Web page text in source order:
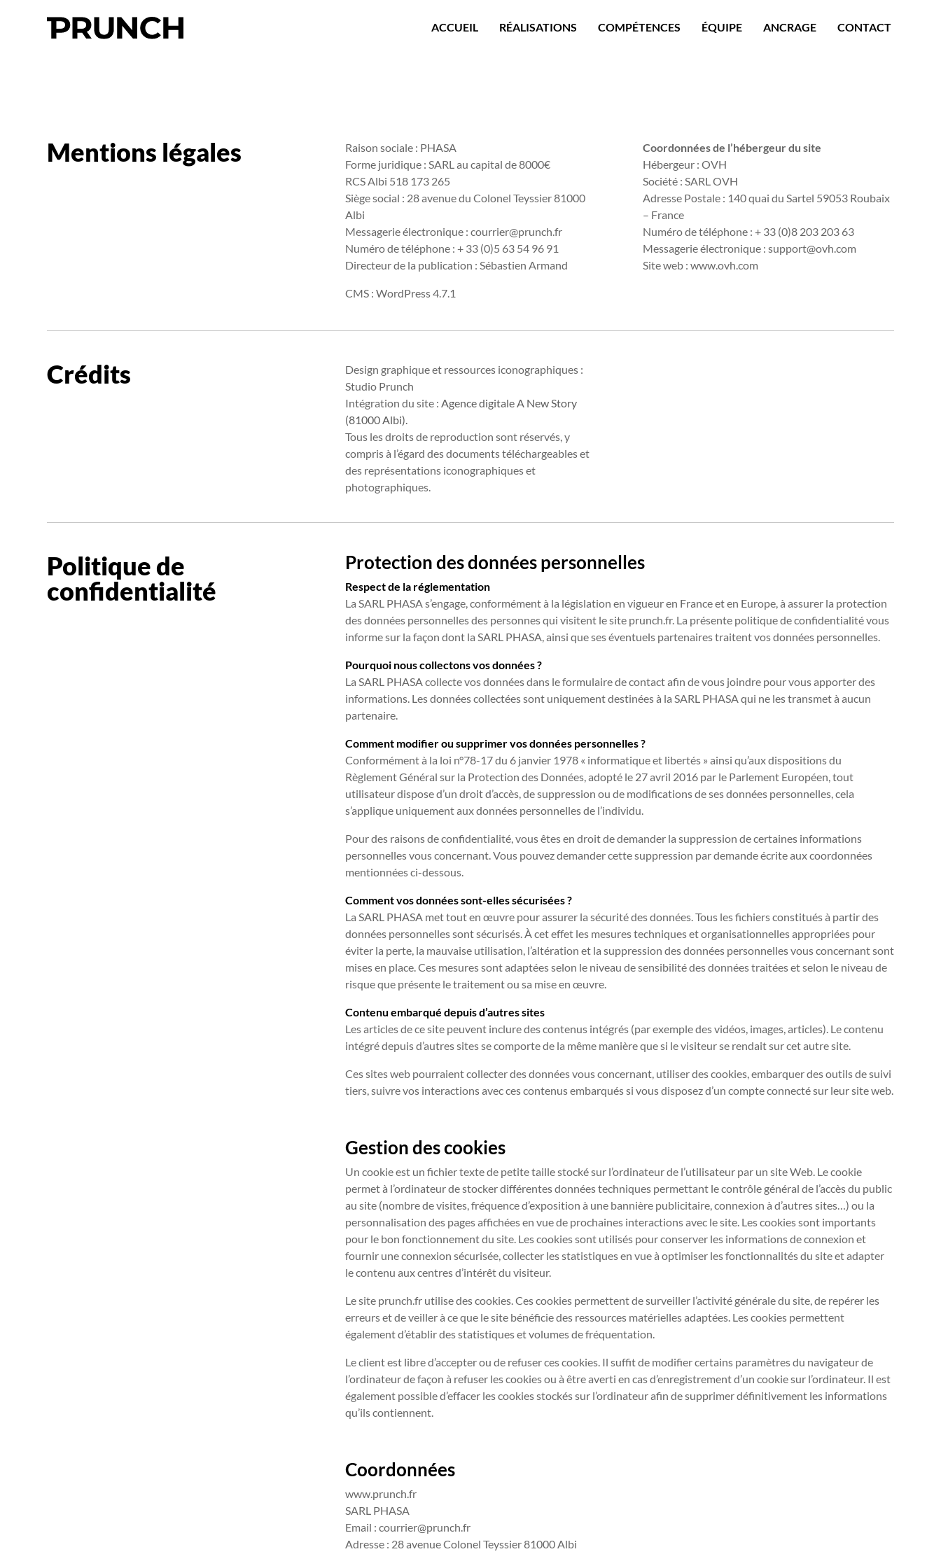
ACCUEIL RÉALISATIONS COMPÉTENCES ÉQUIPE ANCRAGE CONTACT
Mentions légales
Raison sociale : PHASA
Forme juridique : SARL au capital de 8000€
RCS Albi 518 173 265
Siège social : 28 avenue du Colonel Teyssier 81000
Albi
Messagerie électronique : courrier@prunch.fr
Numéro de téléphone : + 33 (0)5 63 54 96 91
Directeur de la publication : Sébastien Armand
CMS : WordPress 4.7.1
Coordonnées de l’hébergeur du site
Hébergeur : OVH
Société : SARL OVH
Adresse Postale : 140 quai du Sartel 59053 Roubaix
– France
Numéro de téléphone : + 33 (0)8 203 203 63
Messagerie électronique : support@ovh.com
Site web : www.ovh.com
Crédits
Design graphique et ressources iconographiques :
Studio Prunch
Intégration du site : Agence digitale A New Story
(81000 Albi).
Tous les droits de reproduction sont réservés, y
compris à l’égard des documents téléchargeables et
des représentations iconographiques et
photographiques.
Politique de
confidentialité
Protection des données personnelles
Respect de la réglementation
La SARL PHASA s’engage, conformément à la législation en vigueur en France et en Europe, à assurer la protection
des données personnelles des personnes qui visitent le site prunch.fr. La présente politique de confidentialité vous
informe sur la façon dont la SARL PHASA, ainsi que ses éventuels partenaires traitent vos données personnelles.
Pourquoi nous collectons vos données ?
La SARL PHASA collecte vos données dans le formulaire de contact afin de vous joindre pour vous apporter des
informations. Les données collectées sont uniquement destinées à la SARL PHASA qui ne les transmet à aucun
partenaire.
Comment modifier ou supprimer vos données personnelles ?
Conformément à la loi n°78-17 du 6 janvier 1978 « informatique et libertés » ainsi qu’aux dispositions du
Règlement Général sur la Protection des Données, adopté le 27 avril 2016 par le Parlement Européen, tout
utilisateur dispose d’un droit d’accès, de suppression ou de modifications de ses données personnelles, cela
s’applique uniquement aux données personnelles de l’individu.
Pour des raisons de confidentialité, vous êtes en droit de demander la suppression de certaines informations
personnelles vous concernant. Vous pouvez demander cette suppression par demande écrite aux coordonnées
mentionnées ci-dessous.
Comment vos données sont-elles sécurisées ?
La SARL PHASA met tout en œuvre pour assurer la sécurité des données. Tous les fichiers constitués à partir des
données personnelles sont sécurisés. À cet effet les mesures techniques et organisationnelles appropriées pour
éviter la perte, la mauvaise utilisation, l’altération et la suppression des données personnelles vous concernant sont
mises en place. Ces mesures sont adaptées selon le niveau de sensibilité des données traitées et selon le niveau de
risque que présente le traitement ou sa mise en œuvre.
Contenu embarqué depuis d’autres sites
Les articles de ce site peuvent inclure des contenus intégrés (par exemple des vidéos, images, articles). Le contenu
intégré depuis d’autres sites se comporte de la même manière que si le visiteur se rendait sur cet autre site.
Ces sites web pourraient collecter des données vous concernant, utiliser des cookies, embarquer des outils de suivi
tiers, suivre vos interactions avec ces contenus embarqués si vous disposez d’un compte connecté sur leur site web.
Gestion des cookies
Un cookie est un fichier texte de petite taille stocké sur l’ordinateur de l’utilisateur par un site Web. Le cookie
permet à l’ordinateur de stocker différentes données techniques permettant le contrôle général de l’accès du public
au site (nombre de visites, fréquence d’exposition à une bannière publicitaire, connexion à d’autres sites…) ou la
personnalisation des pages affichées en vue de prochaines interactions avec le site. Les cookies sont importants
pour le bon fonctionnement du site. Les cookies sont utilisés pour conserver les informations de connexion et
fournir une connexion sécurisée, collecter les statistiques en vue à optimiser les fonctionnalités du site et adapter
le contenu aux centres d’intérêt du visiteur.
Le site prunch.fr utilise des cookies. Ces cookies permettent de surveiller l’activité générale du site, de repérer les
erreurs et de veiller à ce que le site bénéficie des ressources matérielles adaptées. Les cookies permettent
également d’établir des statistiques et volumes de fréquentation.
Le client est libre d’accepter ou de refuser ces cookies. Il suffit de modifier certains paramètres du navigateur de
l’ordinateur de façon à refuser les cookies ou à être averti en cas d’enregistrement d’un cookie sur l’ordinateur. Il est
également possible d’effacer les cookies stockés sur l’ordinateur afin de supprimer définitivement les informations
qu’ils contiennent.
Coordonnées
www.prunch.fr
SARL PHASA
Email : courrier@prunch.fr
Adresse : 28 avenue Colonel Teyssier 81000 Albi